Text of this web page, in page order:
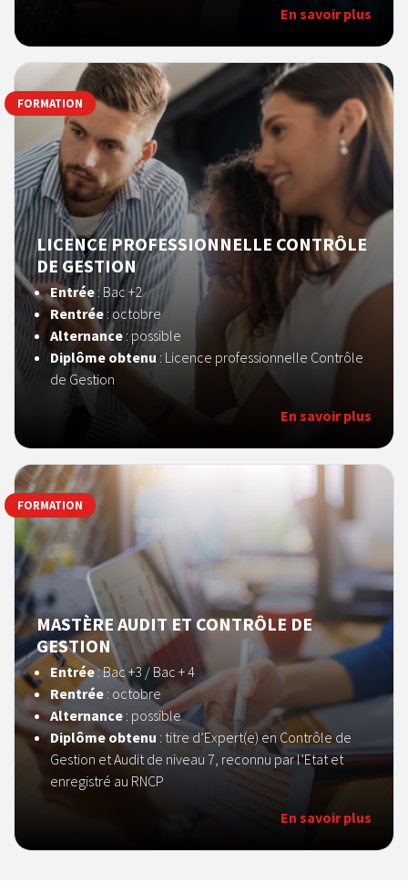
En savoir plus
LICENCE PROFESSIONNELLE CONTRÔLE
DE GESTION
Entrée : Bac +2
Rentrée : octobre
Alternance: possible
Diplôme obtenu : Licence professionnelle Contrôle
de Gestion
En savoir plus
FORMATION
MASTÈRE AUDIT ET CONTRÔLE DE
GESTION
Entrée: Bac +3 / Bac + 4
Rentrée : octobre
Alternance : possible
Diplôme obtenu : titre d’Expert(e) en Contrôle de
Gestion et Audit de niveau 7, reconnu par l’Etat et
enregistré au RNCP
En savoir plus
FORMATION